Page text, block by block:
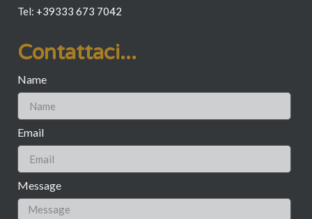
Tel: +39333 673 7042
Contattaci...
Name
Email
Message